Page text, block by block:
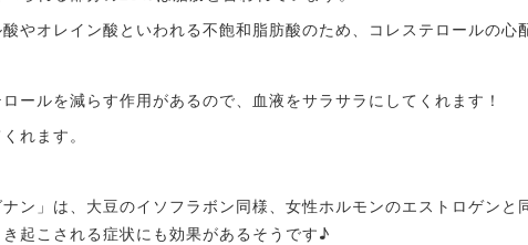
やオレイン酸といわれる不飽和脂肪酸のため、コレステロールの心
ールを減らす作用があるので、血液をサラサラにしてくれます！
れます。
ン」は、大豆のイソフラボン同様、女性ホルモンのエストロゲンと
起こされる症状にも効果があるそうです♪